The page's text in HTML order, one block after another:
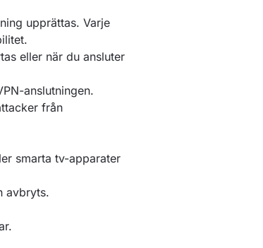
upprättas. Varje
eller när du ansluter
anslutningen.
från
smarta tv-apparater
avbryts.